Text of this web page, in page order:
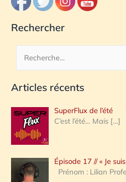
Rechercher
c
e
r
c
h
e
Articles récents
SuperFlux de l’été
C’est l’été… Mais […]
Épisode 17 // « Je
Prénom : Lilian